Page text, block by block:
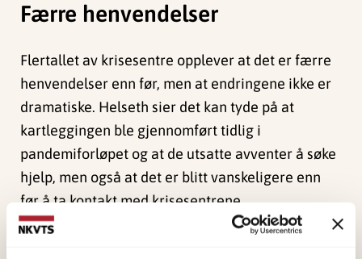
Færre henvendelser
Flertallet av krisesentre opplever at det er færre
henvendelser enn før, men at endringene ikke er
dramatiske. Helseth sier det kan tyde på at
kartleggingen ble gjennomført tidlig i
pandemiforløpet og at de utsatte avventer å søke
hjelp, men også at det er blitt vanskeligere enn
før å ta kontakt med krisesentrene.
– Flere rapporterte om at det var ubehagelig